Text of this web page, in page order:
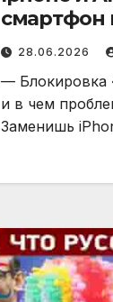
смартфон
28.06.2026
— Блокировка
и в чем
Заменишь